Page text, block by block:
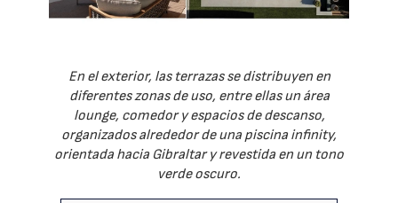
En el exterior, las terrazas se distribuyen en
diferentes zonas de uso, entre ellas un área
lounge, comedor y espacios de descanso,
organizados alrededor de una piscina infinity,
orientada hacia Gibraltar y revestida en un tono
verde oscuro.